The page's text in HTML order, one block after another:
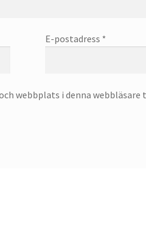
E-postadress *
webbplats i denna